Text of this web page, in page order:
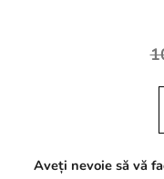
Aveți nevoie să vă